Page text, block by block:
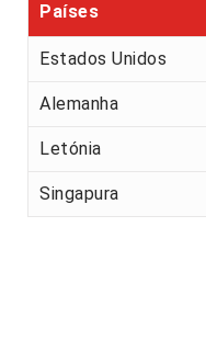
Países
Estados Unidos
Alemanha
Letónia
Singapura